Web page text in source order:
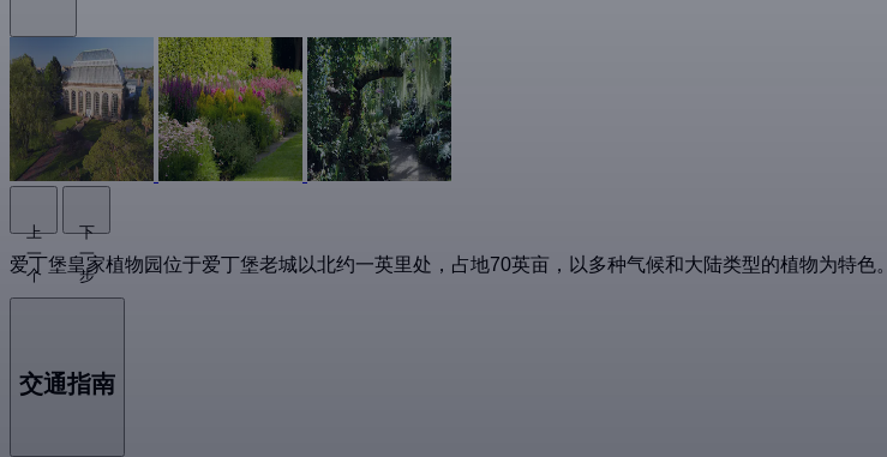
上
一
个
下
一
步
爱丁堡皇家植物园位于爱丁堡老城以北约一英里处，占地70英亩，以多种气候和大陆类型的植物为特色。
交通指南